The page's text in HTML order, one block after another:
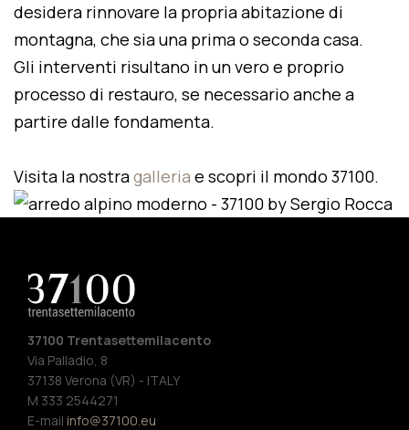
desidera rinnovare la propria abitazione di
montagna, che sia una prima o seconda casa.
Gli interventi risultano in un vero e proprio
processo di restauro, se necessario anche a
partire dalle fondamenta.
Visita la nostragalleria e scopri il mondo 37100.
37100 Trentasettemilacento
Via Palladio, 8
37138 Verona (VR) - ITALY
M 333 2544271
E-mail info@37100.eu